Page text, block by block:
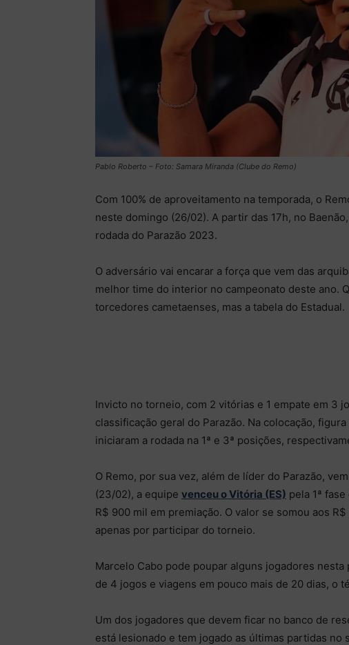
Pablo Roberto – Foto: Samara Miranda (Clube do Remo)
Com 100% de aproveitamento na temporada, o
neste domingo (26/02). A partir das 17h, no
rodada do Parazão 2023.
O adversário vai encarar a força que vem das
melhor time do interior no campeonato deste ano.
torcedores cametaenses, mas a tabela do Estadual.
Invicto no torneio, com 2 vitórias e 1 empate em 3
classificação geral do Parazão. Na colocação,
iniciaram a rodada na 1ª e 3ª posições,
O Remo, por sua vez, além de líder do Parazão,
(23/02), a equipe venceu o Vitória (ES) pela 1ª
R$ 900 mil em premiação. O valor se somou aos
apenas por participar do torneio.
Marcelo Cabo pode poupar alguns jogadores
de 4 jogos e viagens em pouco mais de 20 dias, o
Um dos jogadores que devem ficar no banco de
está lesionado e tem jogado as últimas partidas no